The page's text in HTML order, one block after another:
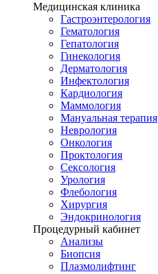
Медицинская клиника
Гастроэнтерология
Гематология
Гепатология
Гинекология
Дерматология
Инфектология
Кардиология
Маммология
Мануальная терапия
Неврология
Онкология
Проктология
Сексология
Урология
Флебология
Хирургия
Эндокринология
Процедурный кабинет
Анализы
Биопсия
Плазмолифтинг